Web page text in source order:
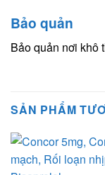
Bảo quản
Bảo quản nơi khô
SẢN PHẨM